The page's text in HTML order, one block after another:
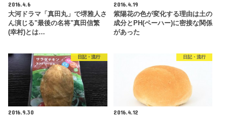
2016.4.6
大河ドラマ「真田丸」で堺雅人さ
ん演じる"最後の名将"真田信繁
(幸村)とは…
2016.4.19
紫陽花の色が変化する理由は土の
成分とPH(ペーハー)に密接な関係
があった
日記・流行
2016.9.30
日記・流行
2016.4.12